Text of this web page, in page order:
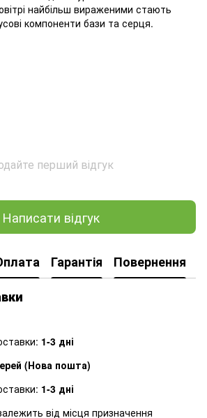
найбільш вираженими стають
компоненти бази та серця.
перший відгук
Написати відгук
Гарантія
Повернення
1-3 дні
(Нова пошта)
1-3 дні
від місця призначення